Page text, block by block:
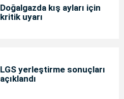
Doğalgazda kış ayları için
kritik uyarı
LGS yerleştirme sonuçları
açıklandı